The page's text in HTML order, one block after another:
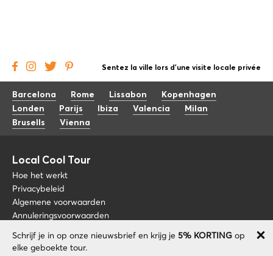
Schrijf je in op onze nieuwsbrief en krijg je 5% KORTING op
elke geboekte tour.
Sentez la ville lors d'une visite locale privée
Barcelona Rome Lissabon
Kopenhagen
Londen
Parijs Ibiza Valencia
Milan
Brusells
Vienna
Local Cool Tour
Hoe het werkt
Privacybeleid
Algemene voorwaarden
Annuleringsvoorwaarden
Blog
+34 675 176 220